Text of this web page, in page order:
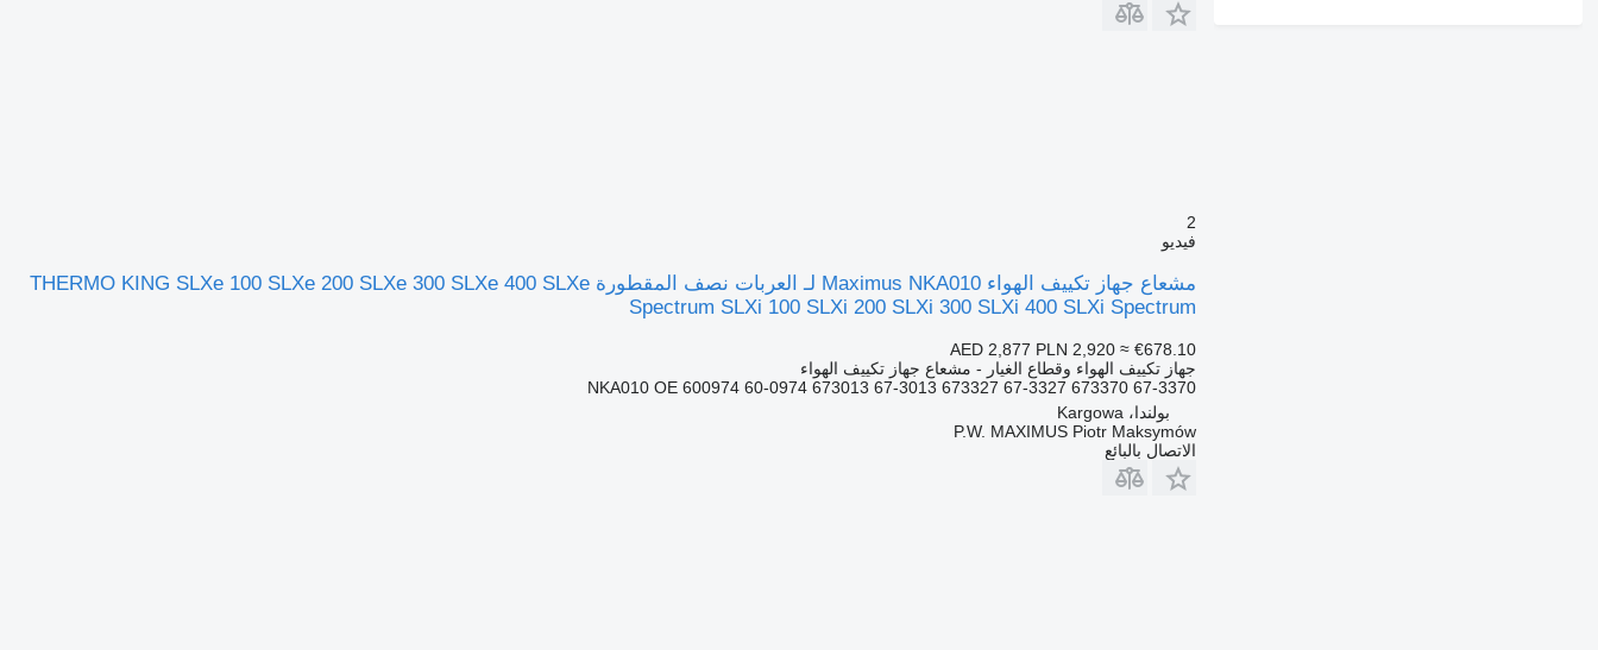
2
فيديو
مشعاع جهاز تكييف الهواء Maximus NKA010 لـ العربات نصف المقطورة THERMO KING SLXe 100 SLXe 200 SLXe 300 SLXe 400 SLXe
Spectrum SLXi 100 SLXi 200 SLXi 300 SLXi 400 SLXi Spectrum
AED 2,877 PLN 2,920 ≈ €678.10
جهاز تكييف الهواء وقطاع الغيار - مشعاع جهاز تكييف الهواء
NKA010 OE 600974 60-0974 673013 67-3013 673327 67-3327 673370 67-3370
بولندا، Kargowa
P.W. MAXIMUS Piotr Maksymów
الاتصال بالبائع